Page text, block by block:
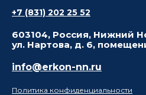
+7 (831) 202 25 52
603104, Россия, Нижний
ул. Нартова, д. 6,
info@erkon-nn.ru
Политика конфиденциальности